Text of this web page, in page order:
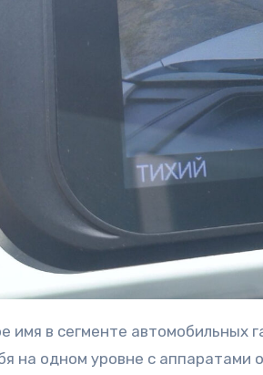
на одном уровне с